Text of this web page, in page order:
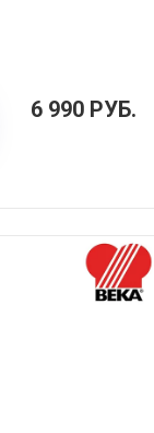
см,
101028
6 990 РУБ.